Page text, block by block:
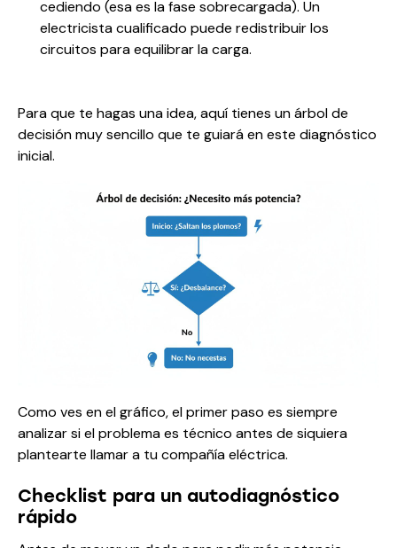
cediendo (esa es la fase sobrecargada). Un
electricista cualificado puede redistribuir los
circuitos para equilibrar la carga.
Para que te hagas una idea, aquí tienes un árbol de
decisión muy sencillo que te guiará en este diagnóstico
inicial.
Como ves en el gráfico, el primer paso es siempre
analizar si el problema es técnico antes de siquiera
plantearte llamar a tu compañía eléctrica.
Checklist para un autodiagnóstico
rápido